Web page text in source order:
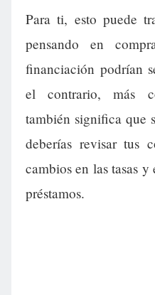
Para ti, esto puede
pensando en
financiación podrían
el contrario, más
también significa que
deberías revisar tus
cambios en las tasas
préstamos.